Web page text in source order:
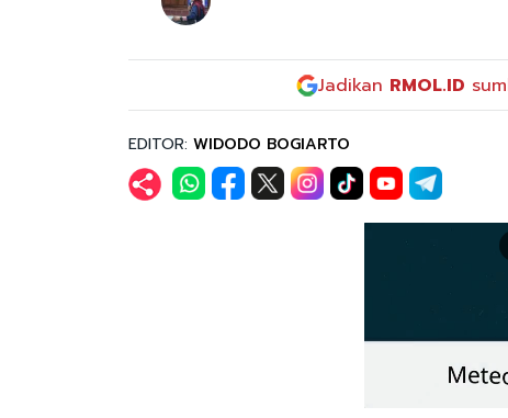
Jadikan RMOL.ID
EDITOR: WIDODO BOGIARTO